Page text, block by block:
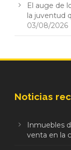
El auge de
la juventud
03/08/2026
Noticias
Inmuebles
venta en la